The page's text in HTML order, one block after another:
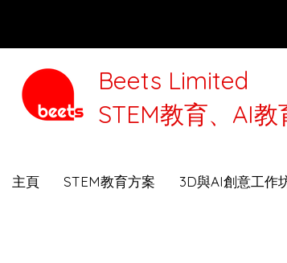
Beets Limited
STEM教育、AI
主頁 STEM教育方案 3D與AI創意工作